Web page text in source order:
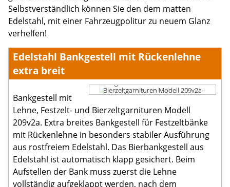
Selbstverständlich können Sie den dem matten
Edelstahl, mit einer Fahrzeugpolitur zu neuem Glanz
verhelfen!
Edelstahl Bankgestell mit Rückenlehne
extra breit
Bankgestell mit Lehne Festzelt- und
Bierzeltgarnituren Modell 209v2a
Bankgestell mit
Lehne, Festzelt- und Bierzeltgarnituren Modell
209v2a. Extra breites Bankgestell für Festzeltbänke
mit Rückenlehne in besonders stabiler Ausführung
aus rostfreiem Edelstahl. Das Bierbankgestell aus
Edelstahl ist automatisch klapp gesichert. Beim
Aufstellen der Bank muss zuerst die Lehne
vollständig aufgeklappt werden, nach dem